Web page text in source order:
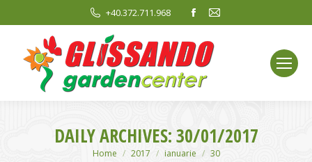
+40.372.711.968
Facebook
opens
in
new
window
Mail
window
DAILY ARCHIVES:30/01/2017
You are here:
Home 2017 ianuarie 30